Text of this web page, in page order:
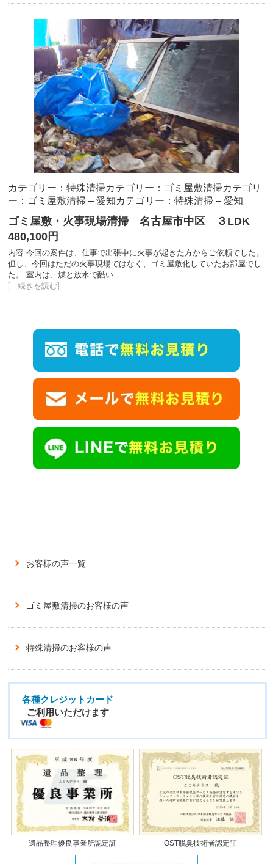
カテゴリー：特殊清掃カテゴリー：ゴミ屋敷清掃カテゴリ
ー：ゴミ屋敷清掃 – 愛知カテゴリー：特殊清掃 – 愛知
ゴミ屋敷・火事現場清掃 名古屋市中区 ３LDK
480,100円
内容 今回の案件は、仕事で出張中に火事が起きた方からご依頼でした。
但し、今回はただの火事現場ではなく、ゴミ屋敷化していたお部屋でし
た。 室内は、煤と放水で酷い…
[...続きを読む]
お客様の声一覧
ゴミ屋敷清掃のお客様の声
特殊清掃のお客様の声
各種クレジットカード
ご利用いただけます
遺品整理優良事業所認定証 OST脱臭技術者認定証